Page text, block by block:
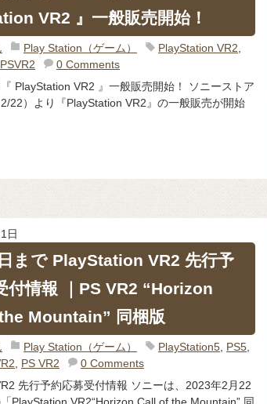
VR2 』一般販売開始！
Play Station（ゲーム） PlayStation VR2
PSVR2
0 Comments
PlayStation VR2 』一般販売開始！ ソニーストア
22）より『PlayStation VR2』の一般販売が開始
日
まで PlayStation VR2 先行予
付情報 ｜PS VR2 “Horizon
Mountain” 同梱版
Play Station（ゲーム） PlayStation5, PS5,
PS VR2
0 Comments
先行予約応募受付情報 ソニーは、2023年2月22
PlayStation VR2“Horizon Call of the Mountain” 同